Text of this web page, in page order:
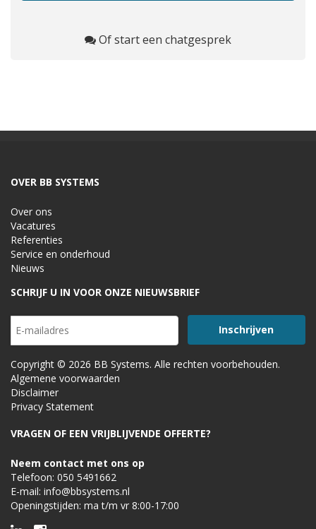
Of start een chatgesprek
OVER BB SYSTEMS
Over ons
Vacatures
Referenties
Service en onderhoud
Nieuws
SCHRIJF U IN VOOR ONZE NIEUWSBRIEF
Copyright © 2026 BB Systems. Alle rechten voorbehouden.
Algemene voorwaarden
Disclaimer
Privacy Statement
VRAGEN OF EEN VRIJBLIJVENDE OFFERTE?
Neem contact met ons op
Telefoon: 050 5491662
E-mail: info@bbsystems.nl
Openingstijden: ma t/m vr 8:00-17:00